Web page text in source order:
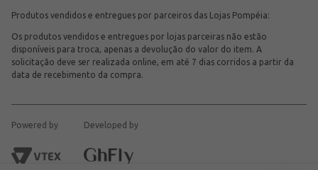
Produtos vendidos e entregues por parceiros das Lojas Pompéia:
Os produtos vendidos e entregues por lojas parceiras não estão
disponíveis para troca, apenas a devolução do valor do item. A
solicitação deve ser realizada online, em até 7 dias corridos a partir da
data de recebimento da compra.
Powered by Developed by